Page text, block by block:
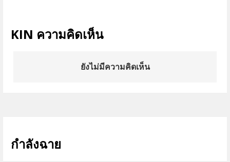
KIN ความคิดเห็น
ยังไม่มีความคิดเห็น
กำลังฉาย